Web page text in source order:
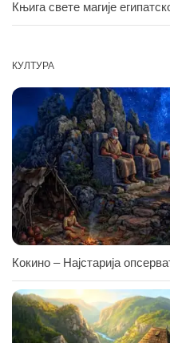
Књига свете магије
КУЛТУРА
Кокино – Најстарија